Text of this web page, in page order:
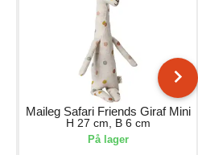
Maileg Safari Friends Giraf Mini
H 27 cm, B 6 cm
På lager